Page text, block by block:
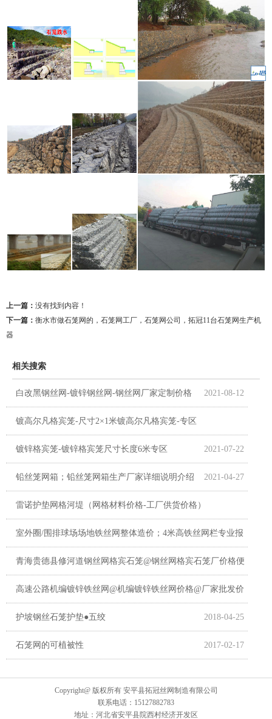
上一篇： 没有找到内容！
下一篇： 衡水市做石笼网的，石笼网工厂，石笼网公司，拓冠11台石笼网生产机
器
相关搜索
白改黑钢丝网-镀锌钢丝网-钢丝网厂家定制价格 2021-08-12
镀高尔凡格宾笼-尺寸2×1米镀高尔凡格宾笼-专区
2021-07-22
镀锌格宾笼-镀锌格宾笼尺寸长度6米专区 2021-07-22
铅丝笼网箱；铅丝笼网箱生产厂家详细说明介绍 2021-04-27
雷诺护垫网格河堤（网格材料价格-工厂供货价格）
2021-01-07
室外圈/围排球场场地铁丝网整体造价；4米高铁丝网栏专业报
价；体育运动防护网工厂直营
2020-05-16
青海贵德县修河道钢丝网格宾石笼@钢丝网格宾石笼厂价格便
宜供货
2019-12-21
高速公路机编镀锌铁丝网@机编镀锌铁丝网价格@厂家批发价
2019-11-09
护坡钢丝石笼护垫●五绞 2018-04-25
石笼网的可植被性 2017-02-17
Copyright@ 版权所有 安平县拓冠丝网制造有限公司
联系电话：15127882783
地址：河北省安平县院西村经济开发区